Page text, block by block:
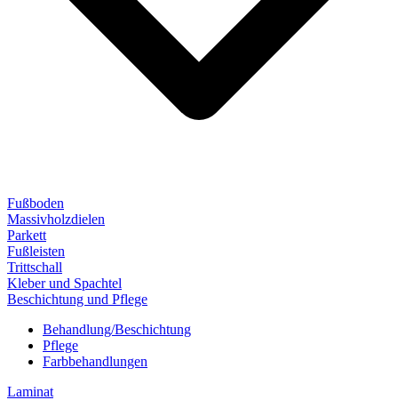
Fußboden
Massivholzdielen
Parkett
Fußleisten
Trittschall
Kleber und Spachtel
Beschichtung und Pflege
Behandlung/Beschichtung
Pflege
Farbbehandlungen
Laminat